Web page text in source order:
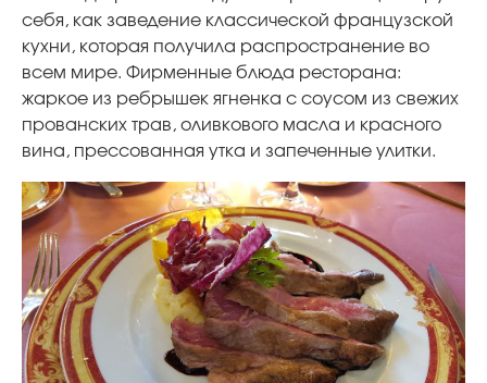
себя, как заведение классической французской
кухни, которая получила распространение во
всем мире. Фирменные блюда ресторана:
жаркое из ребрышек ягненка с соусом из свежих
прованских трав, оливкового масла и красного
вина, прессованная утка и запеченные улитки.